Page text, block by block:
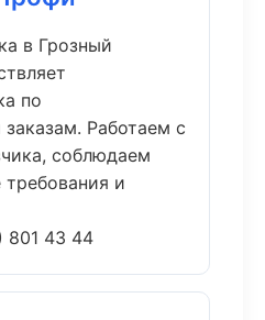
в Грозный
по
Работаем с
соблюдаем
требования и
801 43 44